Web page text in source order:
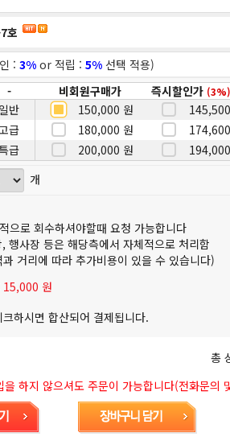
호
: 3%or 적립 : 5%선택 적용)
- 비회원구매가 즉시할인가 (3%)
일반 150,000 원
급
180,000 원
급
200,000 원
개
으로 회수하셔야할때 요청 가능합니다
행사장 등은 해당측에서 자체적으로 처리함
거리에 따라 추가비용이 있을 수 있습니다)
15,000 원
하시면 합산되어 결제됩니다.
총
하지 않으셔도 주문이 가능합니다(전화문의